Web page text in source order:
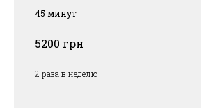
45 минут
5200 грн
2 раза в неделю